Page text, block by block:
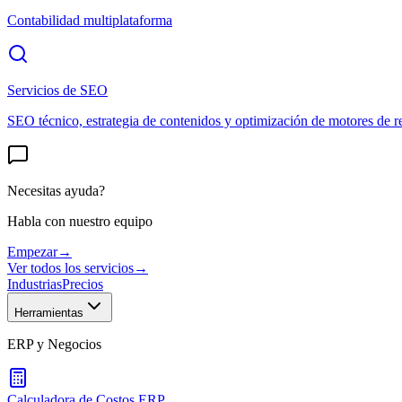
Contabilidad multiplataforma
Servicios de SEO
SEO técnico, estrategia de contenidos y optimización de motores de
Necesitas ayuda?
Habla con nuestro equipo
Empezar→
Ver todos los servicios→
IndustriasPrecios
Herramientas
ERP y Negocios